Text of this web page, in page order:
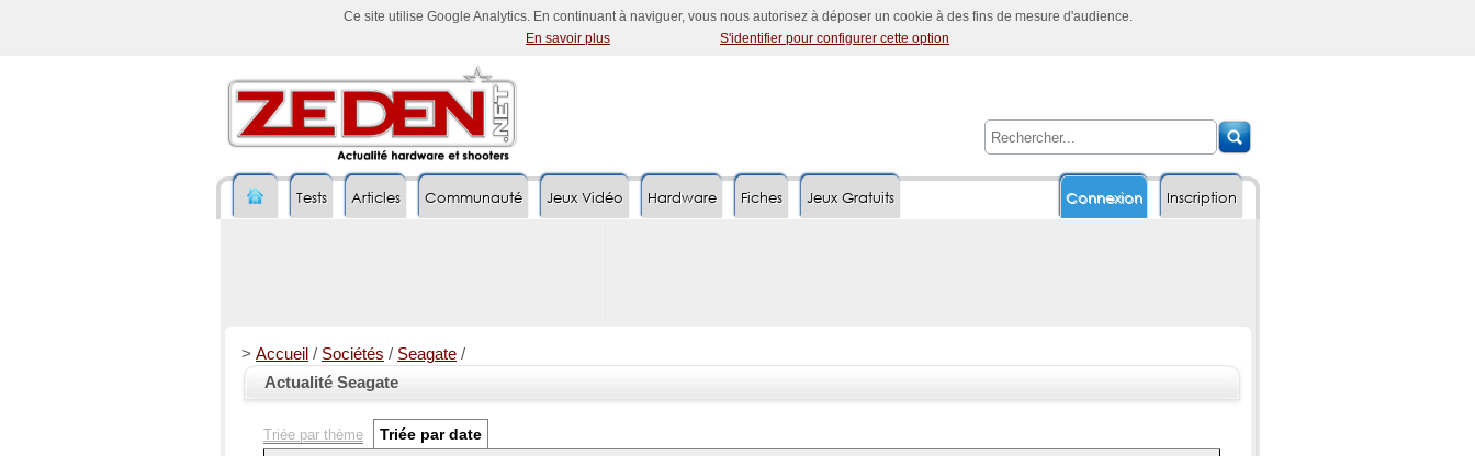
Ce site utilise Google Analytics. En continuant à naviguer, vous nous autorisez à déposer un cookie à des fins de mesure d'audience.
En savoir plus
S'identifier pour configurer cette option
Inscription
Tests Articles Communauté Jeux Vidéo Hardware Fiches Connexion
Jeux Gratuits
> Accueil / Sociétés / Seagate /
Actualité Seagate
Triée par thème
Triée par date